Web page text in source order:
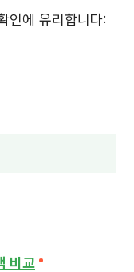
인에 유리합니다:
비교